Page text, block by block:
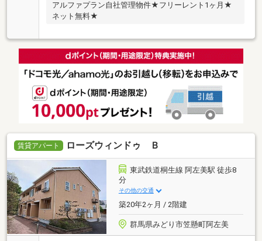
アルファプラン自社管理物件★フリーレント1ヶ月★
ネット無料★
賃貸アパート ローズウィンドゥ Ｂ
東武鉄道桐生線 阿左美駅 徒歩8
分
その他の交通
築20年2ヶ月 / 2階建
群馬県みどり市笠懸町阿左美